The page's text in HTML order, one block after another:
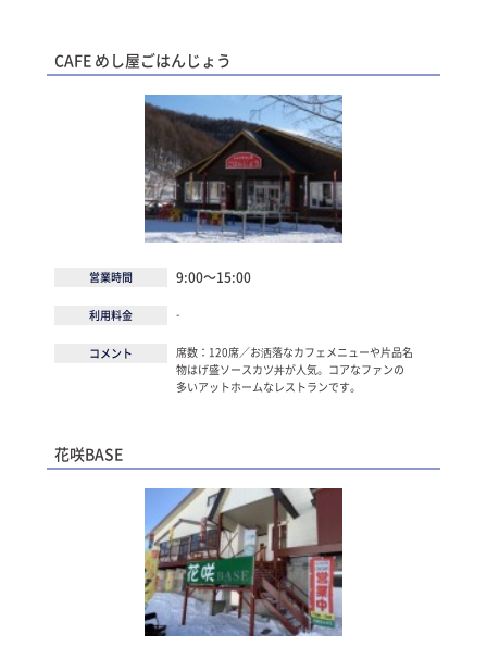
CAFE めし屋ごはんじょう
営業時間 9:00～15:00
利用料金 -
コメント
席数：120席／お洒落なカフェメニューや片品名
物はげ盛ソースカツ丼が人気。コアなファンの
多いアットホームなレストランです。
花咲BASE